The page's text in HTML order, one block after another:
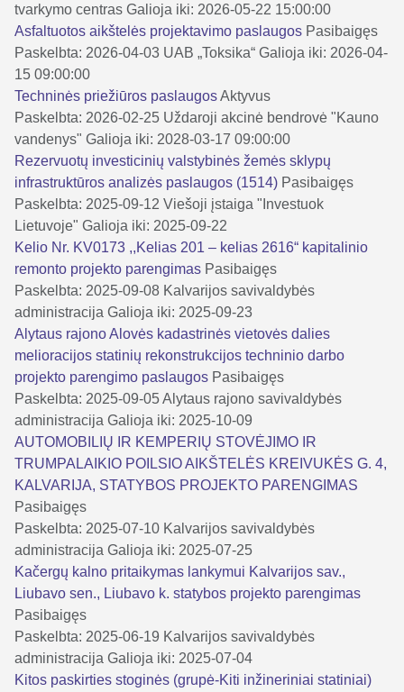
tvarkymo centras Galioja iki: 2026-05-22 15:00:00
Asfaltuotos aikštelės projektavimo paslaugos Pasibaigęs
Paskelbta: 2026-04-03 UAB „Toksika“ Galioja iki: 2026-04-
15 09:00:00
Techninės priežiūros paslaugosAktyvus
Paskelbta: 2026-02-25 Uždaroji akcinė bendrovė "Kauno
vandenys" Galioja iki: 2028-03-17 09:00:00
Rezervuotų investicinių valstybinės žemės sklypų
infrastruktūros analizės paslaugos (1514) Pasibaigęs
Paskelbta: 2025-09-12 Viešoji įstaiga "Investuok
Lietuvoje" Galioja iki: 2025-09-22
Kelio Nr. KV0173 ,,Kelias 201 – kelias 2616“ kapitalinio
remonto projekto parengimas Pasibaigęs
Paskelbta: 2025-09-08 Kalvarijos savivaldybės
administracija Galioja iki: 2025-09-23
Alytaus rajono Alovės kadastrinės vietovės dalies
melioracijos statinių rekonstrukcijos techninio darbo
projekto parengimo paslaugos Pasibaigęs
Paskelbta: 2025-09-05Alytaus rajono savivaldybės
administracija Galioja iki: 2025-10-09
AUTOMOBILIŲ IR KEMPERIŲ STOVĖJIMO IR
TRUMPALAIKIO POILSIO AIKŠTELĖS KREIVUKĖS G. 4,
KALVARIJA, STATYBOS PROJEKTO PARENGIMAS
Pasibaigęs
Paskelbta: 2025-07-10 Kalvarijos savivaldybės
administracija Galioja iki: 2025-07-25
Kačergų kalno pritaikymas lankymui Kalvarijos sav.,
Liubavo sen., Liubavo k. statybos projekto parengimas
Pasibaigęs
Paskelbta: 2025-06-19 Kalvarijos savivaldybės
administracija Galioja iki: 2025-07-04
Kitos paskirties stoginės (grupė-Kiti inžineriniai statiniai)